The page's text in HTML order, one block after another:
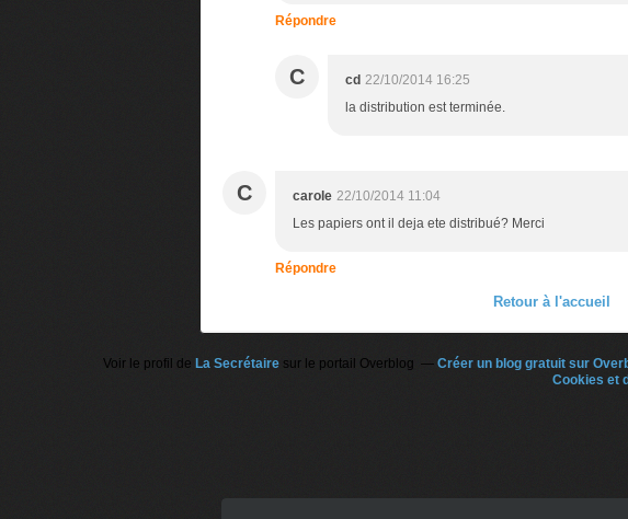
Répondre
C cd 22/10/2014 16:25
la distribution est terminée.
C carole 22/10/2014 11:04
Les papiers ont il deja ete distribué? Merci
Répondre
Retour à l'accueil
Voir le profil de La Secrétaire sur le portail Overblog Créer un blog gratuit sur
Cookies et